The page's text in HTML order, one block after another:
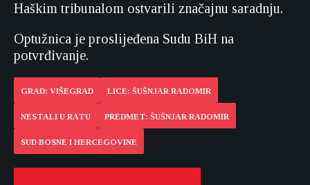
Haškim tribunalom ostvarili značajnu saradnju.
Optužnica je proslijeđena Sudu BiH na
potvrđivanje.
GRAD: VIŠEGRAD LICE: ŠUŠNJAR RADOMIR
NESTALI U RATU PREDMET: ŠUŠNJAR RADOMIR
SUD BOSNE I HERCEGOVINE